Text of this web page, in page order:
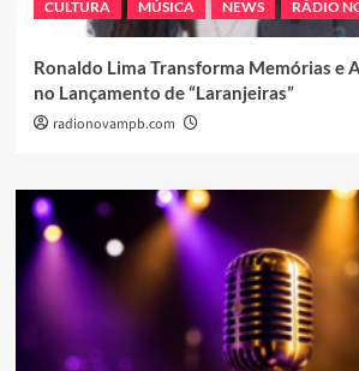
CULTURA MÚSICA NEWS RÁDIO
Ronaldo Lima Transforma Memórias e
no Lançamento de “Laranjeiras”
radionovampb.com